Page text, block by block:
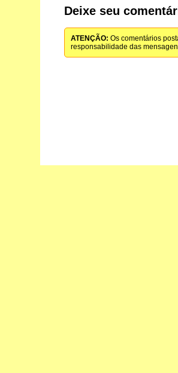
Deixe seu
ATENÇÃO: Os comentários
responsabilidade das